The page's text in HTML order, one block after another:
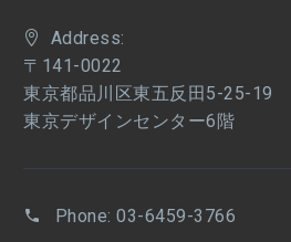
Address:
〒141-0022
東京都品川区東五反田5-25-19
東京デザインセンター6階
Phone: 03-6459-3766